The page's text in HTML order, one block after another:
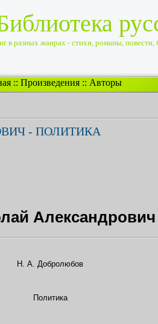
в разных жанрах - стихи, романы, повести,
:: Произведения :: Авторы
- ПОЛИТИКА
Александрович
Н. А. Добролюбов
Политика